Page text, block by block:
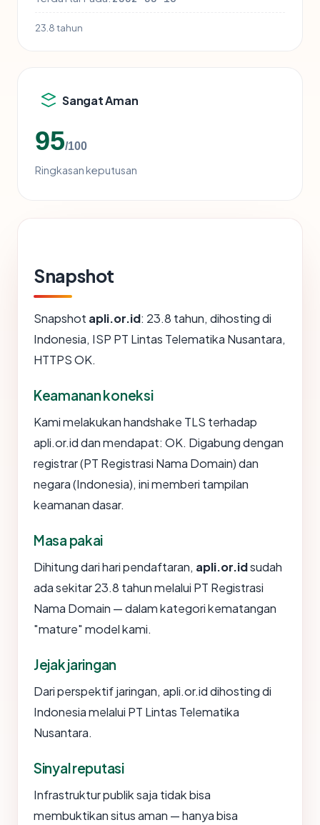
23.8 tahun
Sangat Aman
95/100
Ringkasan keputusan
Snapshot
Snapshot apli.or.id: 23.8 tahun, dihosting di
Indonesia, ISP PT Lintas Telematika Nusantara,
HTTPS OK.
Keamanan koneksi
Kami melakukan handshake TLS terhadap
apli.or.id dan mendapat: OK. Digabung dengan
registrar (PT Registrasi Nama Domain) dan
negara (Indonesia), ini memberi tampilan
keamanan dasar.
Masa pakai
Dihitung dari hari pendaftaran, apli.or.idsudah
ada sekitar 23.8 tahun melalui PT Registrasi
Nama Domain — dalam kategori kematangan
"mature" model kami.
Jejak jaringan
Dari perspektif jaringan, apli.or.id dihosting di
Indonesia melalui PT Lintas Telematika
Nusantara.
Sinyal reputasi
Infrastruktur publik saja tidak bisa
membuktikan situs aman — hanya bisa